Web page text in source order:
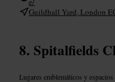
Guildhall Yard, London
Spitalfields
Lugares emblemáticos y